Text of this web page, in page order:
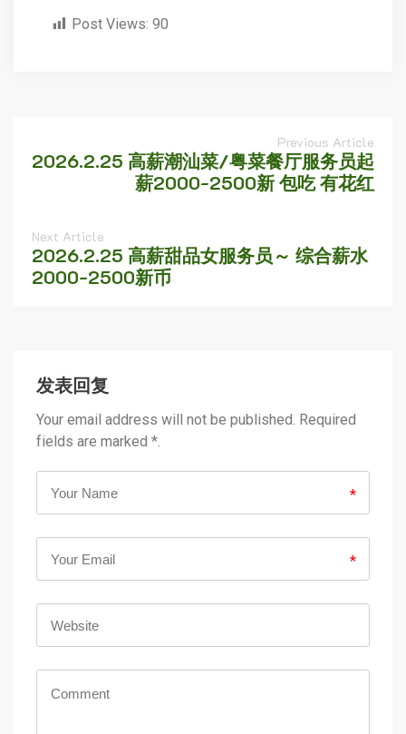
Post Views: 90
Previous Article
2026.2.25 高薪潮汕菜/粤菜餐厅服务员起
薪2000-2500新 包吃 有花红
Next Article
2026.2.25 高薪甜品女服务员～ 综合薪水
2000-2500新币
发表回复
Your email address will not be published. Required
fields are marked *.
*
*